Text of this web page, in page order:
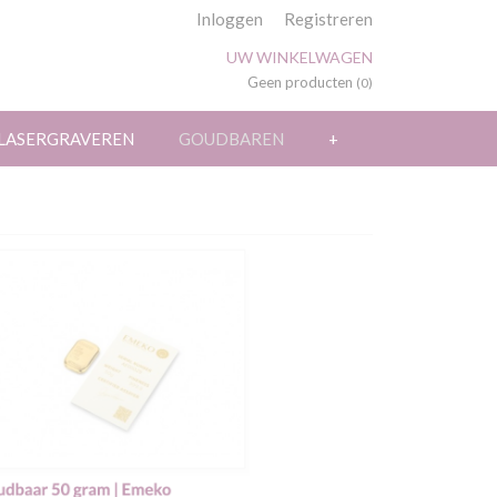
Inloggen Registreren
UW WINKELWAGEN
Geen producten (0)
GOUDBAREN +